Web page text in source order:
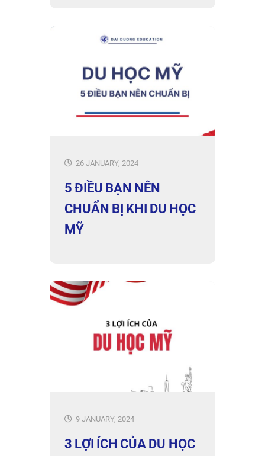
26 JANUARY, 2024
5 ĐIỀU BẠN NÊN
CHUẨN BỊ KHI DU HỌC
MỸ
9 JANUARY, 2024
3 LỢI ÍCH CỦA DU HỌC